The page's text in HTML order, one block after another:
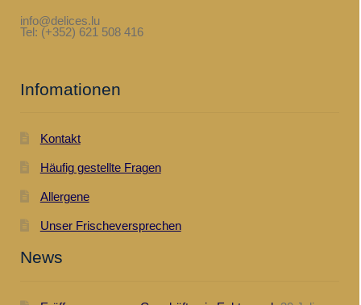
info@delices.lu
Tel: (+352) 621 508 416
Infomationen
Kontakt
Häufig gestellte Fragen
Allergene
Unser Frischeversprechen
News